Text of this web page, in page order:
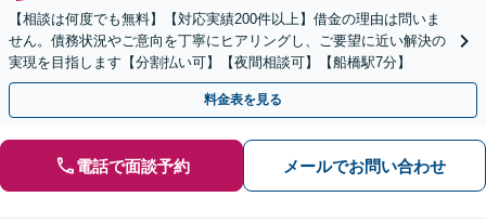
【相談は何度でも無料】【対応実績200件以上】借金の理由は問いま
せん。債務状況やご意向を丁寧にヒアリングし、ご要望に近い解決の
実現を目指します【分割払い可】【夜間相談可】【船橋駅7分】
料金表を見る
電話で面談予約 メールでお問い合わせ